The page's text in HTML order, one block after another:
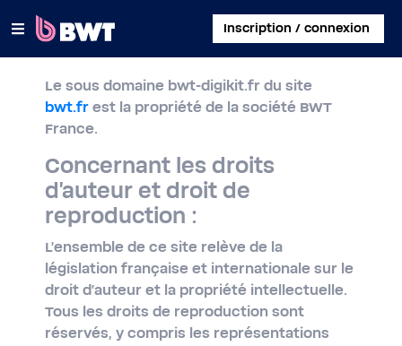
Inscription / connexion
×
SE CONNECTER
CRÉER UN COMPTE CLIENT
ENREGISTRER UN KIT SANS COMPTE
À PROPOS DE BWT
CONTACT
Le sous domaine bwt-digikit.fr du site
bwt.fr est la propriété de la société BWT
France.
Concernant les droits
d'auteur et droit de
reproduction :
L'ensemble de ce site relève de la
législation française et internationale sur le
droit d'auteur et la propriété intellectuelle.
Tous les droits de reproduction sont
réservés, y compris les représentations